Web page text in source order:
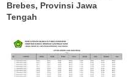
Brebes, Provinsi Jawa
Tengah